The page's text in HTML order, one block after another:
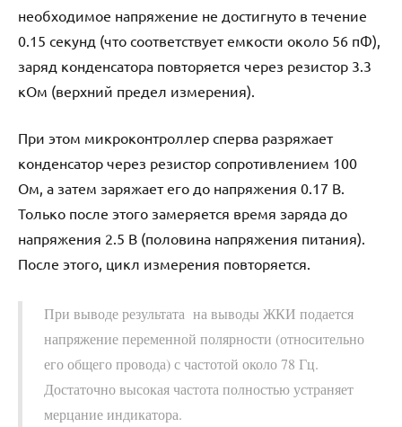
необходимое напряжение не достигнуто в течение
0.15 секунд (что соответствует емкости около 56 пФ),
заряд конденсатора повторяется через резистор 3.3
кОм (верхний предел измерения).
При этом микроконтроллер сперва разряжает
конденсатор через резистор сопротивлением 100
Ом, а затем заряжает его до напряжения 0.17 В.
Только после этого замеряется время заряда до
напряжения 2.5 В (половина напряжения питания).
После этого, цикл измерения повторяется.
При выводе результата на выводы ЖКИ подается
напряжение переменной полярности (относительно
его общего провода) с частотой около 78 Гц.
Достаточно высокая частота полностью устраняет
мерцание индикатора.